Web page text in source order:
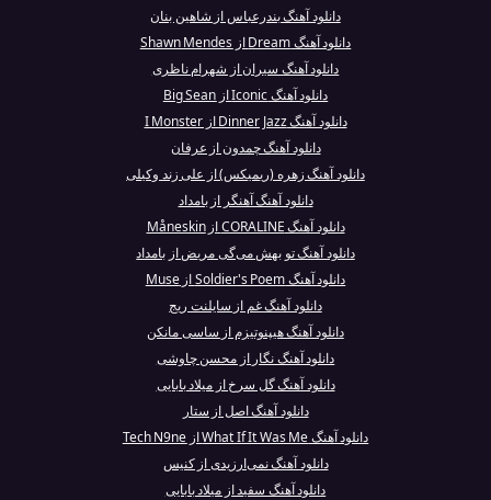
دانلود آهنگ بندرعباس از شاهین بنان
دانلود آهنگ Dream از Shawn Mendes
دانلود آهنگ سیران از شهرام ناظری
دانلود آهنگ Iconic از Big Sean
دانلود آهنگ Dinner Jazz از I Monster
دانلود آهنگ چمدون از عرفان
دانلود آهنگ زهره (ریمیکس) از علی زند وکیلی
دانلود آهنگ آهنگر از بامداد
دانلود آهنگ CORALINE از Måneskin
دانلود آهنگ تو بهش می‌گی مریض از بامداد
دانلود آهنگ Soldier's Poem از Muse
دانلود آهنگ غم از سایلنت ریج
دانلود آهنگ هیپنوتیزم از ساسی مانکن
دانلود آهنگ نگار از محسن چاوشی
دانلود آهنگ گل سرخ از میلاد بابایی
دانلود آهنگ اصل از ستار
دانلود آهنگ What If It Was Me از Tech N9ne
دانلود آهنگ نمی‌ارزیدی از کنیس
دانلود آهنگ سفید از میلاد بابایی